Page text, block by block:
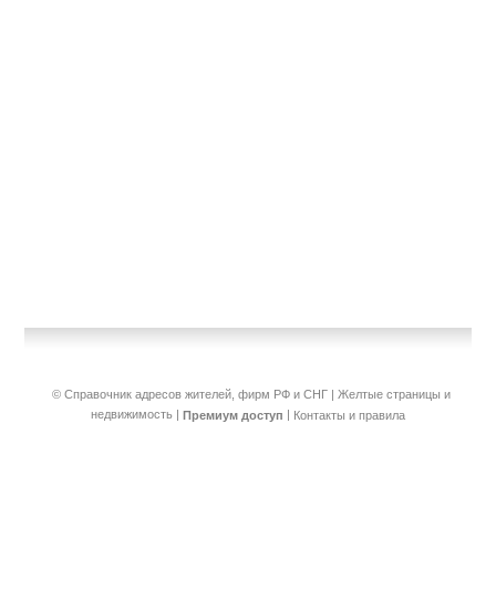
© Справочник адресов жителей, фирм РФ и СНГ | Желтые страницы и
недвижимость | Премиум доступ | Контакты и правила